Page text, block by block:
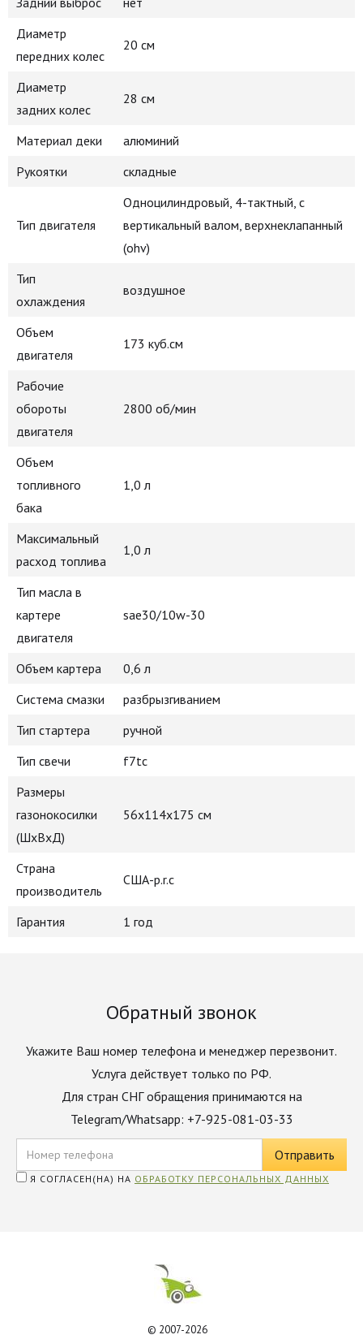
Диаметр
передних колес
20 см
Диаметр
задних колес
28 см
Материал деки
алюминий
Рукоятки
складные
Тип двигателя
Одноцилиндровый, 4-тактный, с
вертикальный валом, верхнеклапанный
(ohv)
Тип
охлаждения
воздушное
Объем
двигателя
173 куб.см
Рабочие
обороты
двигателя
2800 об/мин
Объем
топливного
бака
1,0 л
Максимальный
расход топлива
1,0 л
Тип масла в
картере
двигателя
sae30/10w-30
Объем картера
0,6 л
Система смазки
разбрызгиванием
Тип стартера
ручной
Тип свечи
f7tc
Размеры
газонокосилки
(ШхВхД)
56х114х175 см
Страна
производитель
США-p.r.c
Гарантия 1 год
Обратный звонок
Укажите Ваш номер телефона и менеджер перезвонит.
Услуга действует только по РФ.
Для стран СНГ обращения принимаются на
Telegram/Whatsapp: +7-925-081-03-33
Я СОГЛАСЕН(НА) НА ОБРАБОТКУ ПЕРСОНАЛЬНЫХ ДАННЫХ
© 2007-2026